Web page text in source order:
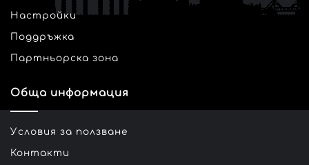
Настройки
Поддръжка
Партньорска зона
Обща информация
Условия за ползване
Контакти